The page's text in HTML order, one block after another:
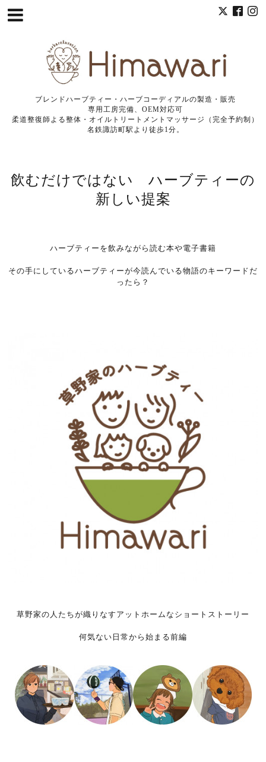
ブレンドハーブティー・ハーブコーディアルの製造・販売
専用工房完備、OEM対応可
柔道整復師よる整体・オイルトリートメントマッサージ（完全予約制）
名鉄諏訪町駅より徒歩1分。
飲むだけではない ハーブティーの
新しい提案
ハーブティーを飲みながら読む本や電子書籍
その手にしているハーブティーが今読んでいる物語のキーワードだ
ったら？
草野家の人たちが織りなすアットホームなショートストーリー
何気ない日常から始まる前編